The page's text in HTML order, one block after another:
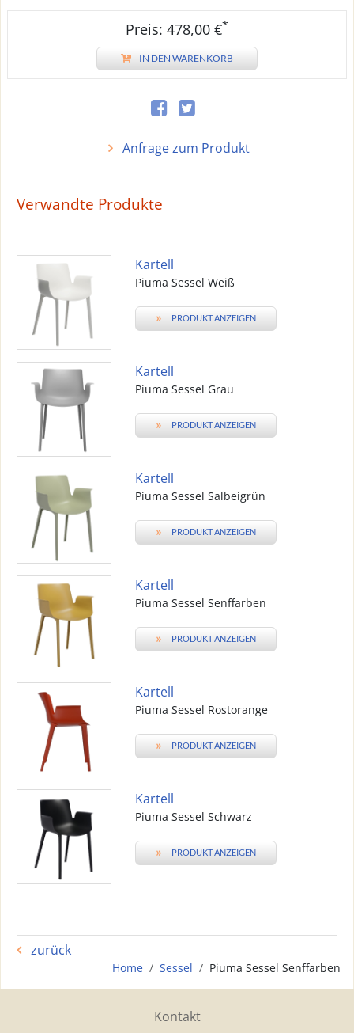
Preis: 478,00 €*
IN DEN WARENKORB
Anfrage zum Produkt
Verwandte Produkte
Kartell
Piuma Sessel Weiß
» PRODUKT ANZEIGEN
Kartell
Piuma Sessel Grau
» PRODUKT ANZEIGEN
Kartell
Piuma Sessel Salbeigrün
» PRODUKT ANZEIGEN
Kartell
Piuma Sessel Senffarben
» PRODUKT ANZEIGEN
Kartell
Piuma Sessel Rostorange
» PRODUKT ANZEIGEN
Kartell
Piuma Sessel Schwarz
» PRODUKT ANZEIGEN
zurück
Home Sessel Piuma Sessel Senffarben
Kontakt